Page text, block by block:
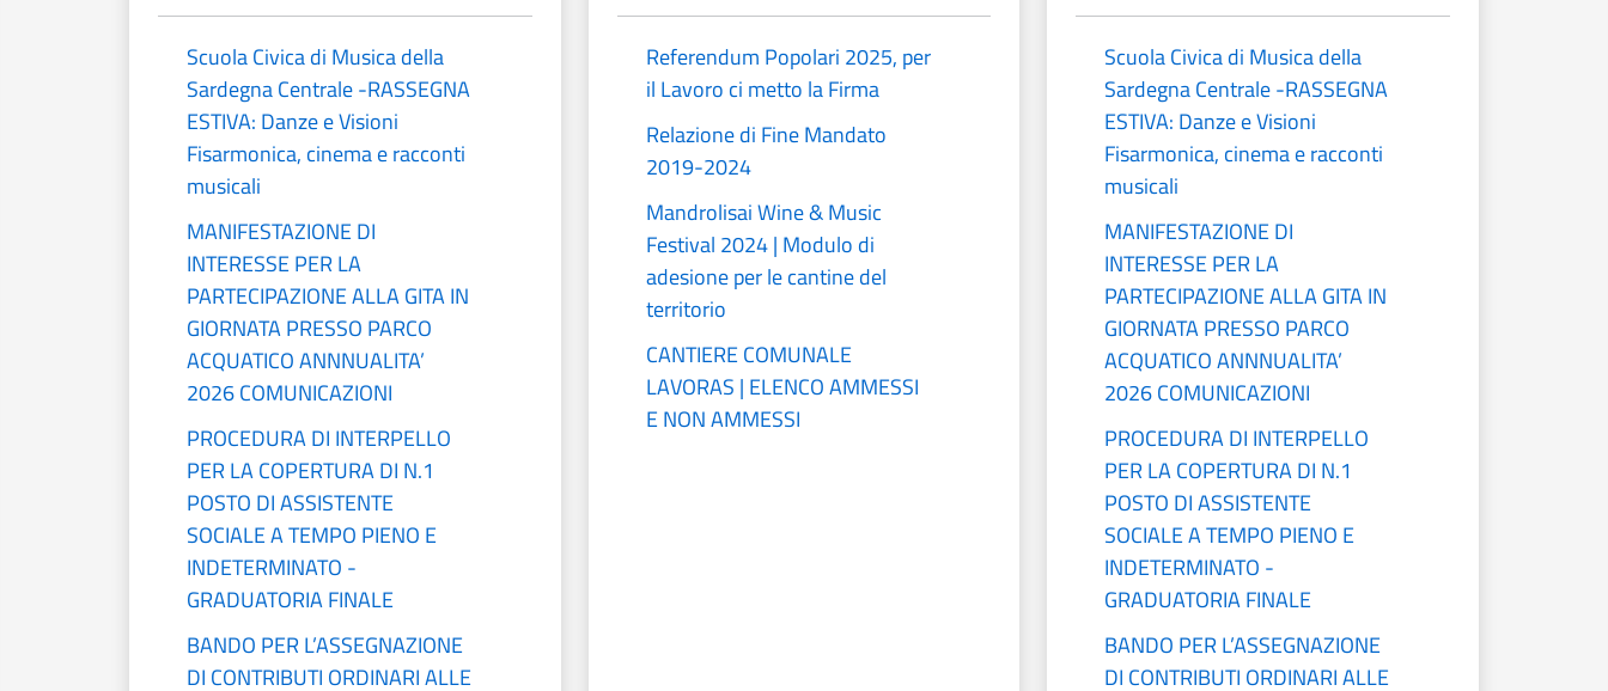
Scuola Civica di Musica della
Sardegna Centrale -RASSEGNA
ESTIVA: Danze e Visioni
Fisarmonica, cinema e racconti
musicali
MANIFESTAZIONE DI
INTERESSE PER LA
PARTECIPAZIONE ALLA GITA IN
GIORNATA PRESSO PARCO
ACQUATICO ANNNUALITA’
2026 COMUNICAZIONI
PROCEDURA DI INTERPELLO
PER LA COPERTURA DI N.1
POSTO DI ASSISTENTE
SOCIALE A TEMPO PIENO E
INDETERMINATO -
GRADUATORIA FINALE
BANDO PER L’ASSEGNAZIONE
DI CONTRIBUTI ORDINARI ALLE
Referendum Popolari 2025, per
il Lavoro ci metto la Firma
Relazione di Fine Mandato
2019-2024
Mandrolisai Wine & Music
Festival 2024 | Modulo di
adesione per le cantine del
territorio
CANTIERE COMUNALE
LAVORAS | ELENCO AMMESSI
E NON AMMESSI
Scuola Civica di Musica della
Sardegna Centrale -RASSEGNA
ESTIVA: Danze e Visioni
Fisarmonica, cinema e racconti
musicali
MANIFESTAZIONE DI
INTERESSE PER LA
PARTECIPAZIONE ALLA GITA IN
GIORNATA PRESSO PARCO
ACQUATICO ANNNUALITA’
2026 COMUNICAZIONI
PROCEDURA DI INTERPELLO
PER LA COPERTURA DI N.1
POSTO DI ASSISTENTE
SOCIALE A TEMPO PIENO E
INDETERMINATO -
GRADUATORIA FINALE
BANDO PER L’ASSEGNAZIONE
DI CONTRIBUTI ORDINARI ALLE